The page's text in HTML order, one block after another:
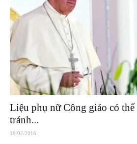
Liệu phụ nữ Công giáo có
tránh...
19/02/2016